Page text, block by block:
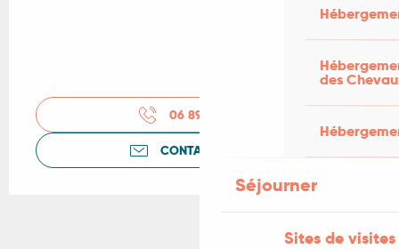
des
Séjourner
Sites de visites
06 89 49 84
CONTACTEZ-NOUS